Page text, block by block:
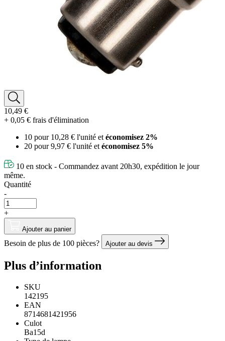
10,49 €
+ 0,05 € frais d'élimination
10 pour 10,28 € l'unité et économisez 2%
20 pour9,97 € l'unité et économisez 5%
10 en stock - Commandez avant 20h30, expédition le jour
même.
Quantité
-
+
Ajouter au panier
Besoin de plus de 100 pièces? Ajouter au devis
Plus d’information
SKU
142195
EAN
8714681421956
Culot
Ba15d